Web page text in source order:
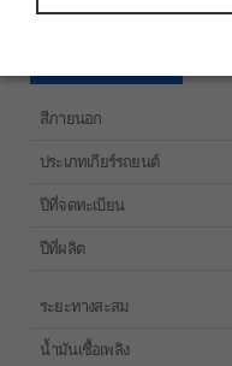
฿ 1,390,000
สีภายนอก
ประเภทเกียร์รถยนต์
ปีที่จดทะเบียน
ปีที่ผลิต
ระยะทางสะสม
น้ำมันเชื้อเพลิง